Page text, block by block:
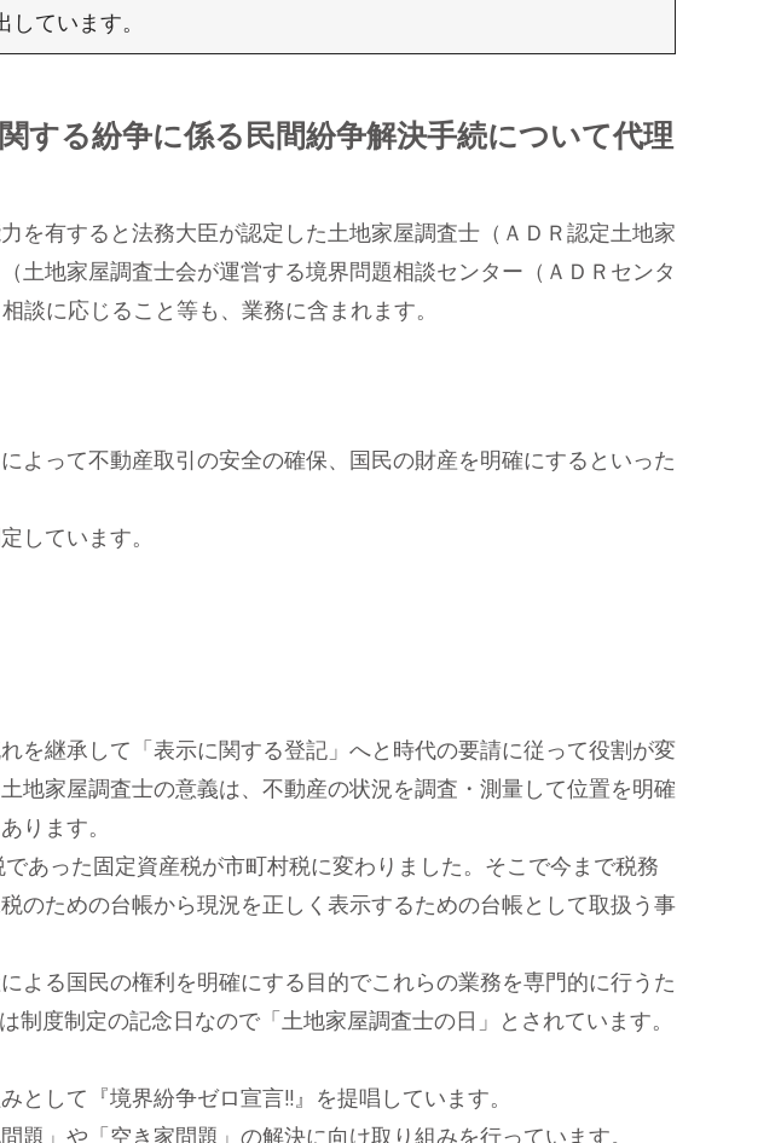
ています。
する紛争に係る民間紛争解決手続について代理
有すると法務大臣が認定した土地家屋調査士（ＡＤＲ認定土地家
土地家屋調査士会が運営する境界問題相談センター（ＡＤＲセンタ
に応じること等も、業務に含まれます。
って不動産取引の安全の確保、国民の財産を明確にするといった
しています。
継承して「表示に関する登記」へと時代の要請に従って役割が変
地家屋調査士の意義は、不動産の状況を調査・測量して位置を明確
ります。
あった固定資産税が市町村税に変わりました。そこで今まで税務
のための台帳から現況を正しく表示するための台帳として取扱う事
る国民の権利を明確にする目的でこれらの業務を専門的に行うた
度制定の記念日なので「土地家屋調査士の日」とされています。
して『境界紛争ゼロ宣言!!』を提唱しています。
」や「空き家問題」の解決に向け取り組みを行っています。